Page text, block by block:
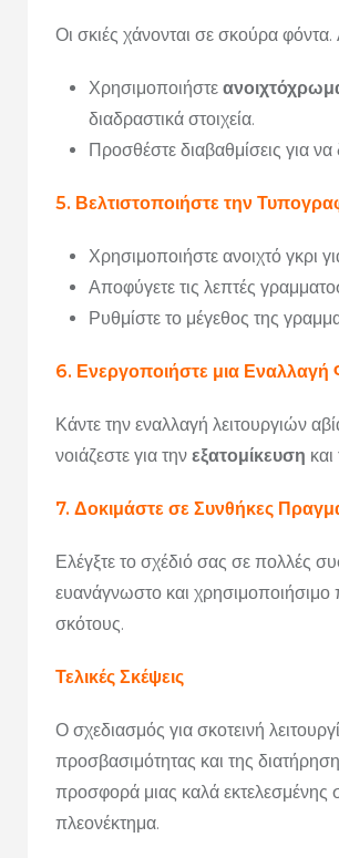
Οι σκιές χάνονται σε σκούρα φόντα.
Χρησιμοποιήστε
διαδραστικά στοιχεία.
Προσθέστε διαβαθμίσεις για
5. Βελτιστοποιήστε την
Χρησιμοποιήστε ανοιχτό γκρι
Αποφύγετε τις λεπτές
Ρυθμίστε το μέγεθος της
6. Ενεργοποιήστε μια Εναλλαγή
Κάντε την εναλλαγή λειτουργιών
νοιάζεστε για την εξατομίκευση
7. Δοκιμάστε σε Συνθήκες
Ελέγξτε το σχέδιό σας σε πολλές
ευανάγνωστο και χρησιμοποιήσιμο
σκότους.
Τελικές Σκέψεις
Ο σχεδιασμός για σκοτεινή
προσβασιμότητας και της
προσφορά μιας καλά εκτελεσμένης
πλεονέκτημα.